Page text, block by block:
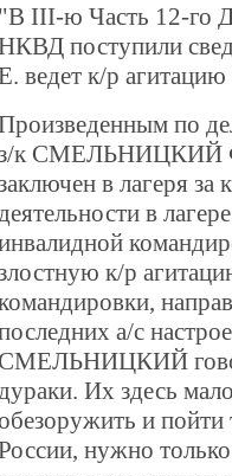
"В III-ю Часть 12-го
поступили
ведет к/р
по
к СМЕЛЬНИЦКИЙ
в лагеря
в
к/р
а/с
СМЕЛЬНИЦКИЙ
Их здесь
и пойти
нужно